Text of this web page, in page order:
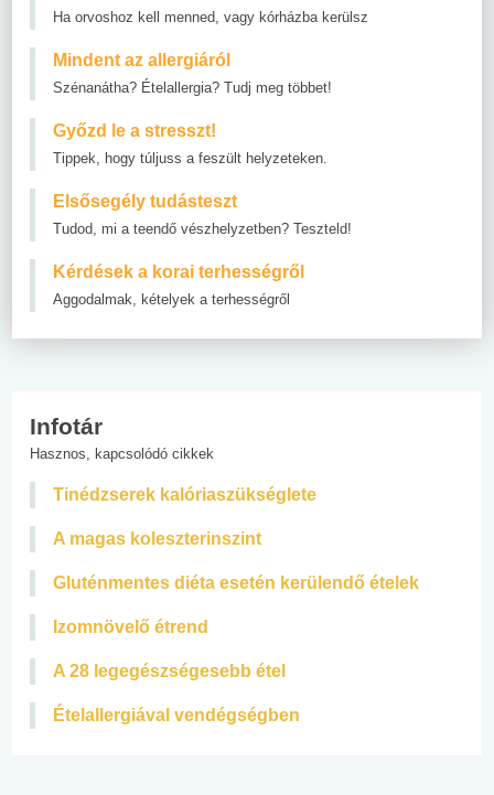
Ha orvoshoz kell menned, vagy kórházba kerülsz
Mindent az allergiáról
Szénanátha? Ételallergia? Tudj meg többet!
Győzd le a stresszt!
Tippek, hogy túljuss a feszült helyzeteken.
Elsősegély tudásteszt
Tudod, mi a teendő vészhelyzetben? Teszteld!
Kérdések a korai terhességről
Aggodalmak, kételyek a terhességről
Infotár
Hasznos, kapcsolódó cikkek
Tinédzserek kalóriaszükséglete
A magas koleszterinszint
Gluténmentes diéta esetén kerülendő ételek
Izomnövelő étrend
A 28 legegészségesebb étel
Ételallergiával vendégségben